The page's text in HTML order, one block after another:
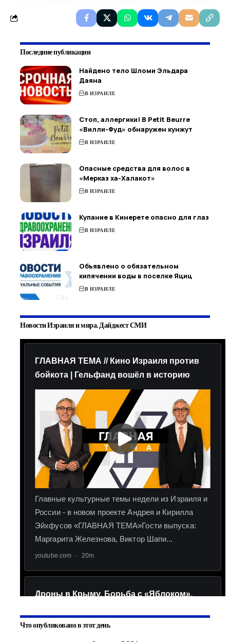
Последние публикации
Найдено тело Шломи Эльдара
Даяна
В ИЗРАИЛЕ
Стоп, аллергики! В Petit Beurre
«Вилли-Фуд» обнаружен кунжут
В ИЗРАИЛЕ
Опасные средства для волос в
«Мерказ ха-Халакот»
В ИЗРАИЛЕ
Купание в Кинерете опасно для глаз
В ИЗРАИЛЕ
Объявлено о обязательном
кипячении воды в поселке Яциц
В ИЗРАИЛЕ
Новости Израиля и мира. Дайджест СМИ
Что опубликовано в этот день